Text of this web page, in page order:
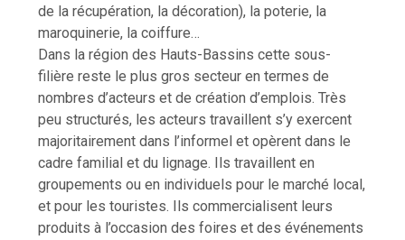
de la récupération, la décoration), la poterie, la
maroquinerie, la coiffure…
Dans la région des Hauts-Bassins cette sous-
filière reste le plus gros secteur en termes de
nombres d’acteurs et de création d’emplois. Très
peu structurés, les acteurs travaillent s’y exercent
majoritairement dans l’informel et opèrent dans le
cadre familial et du lignage. Ils travaillent en
groupements ou en individuels pour le marché local,
et pour les touristes. Ils commercialisent leurs
produits à l’occasion des foires et des événements